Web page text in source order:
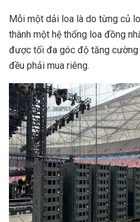
Mỗi một dải loa là do từng củ
thành một hệ thống loa đồng
được tối đa góc độ tăng cường
đều phải mua riêng.